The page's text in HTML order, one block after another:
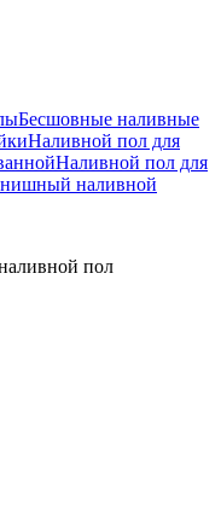
Бесшовные наливные
Наливной пол для
Наливной пол для
наливной
пол